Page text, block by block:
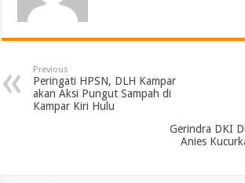
Previous
Peringati HPSN, DLH Kampar
akan Aksi Pungut Sampah di
Kampar Kiri Hulu
Gerindra DKI
Anies